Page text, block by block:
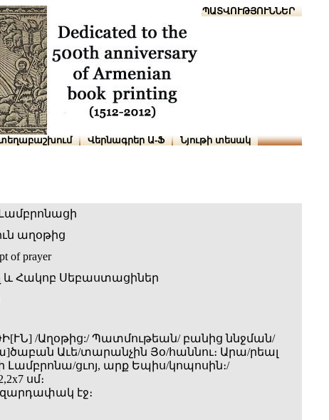
ՆԱԽԱՊԱՏՎՈՒԹՅՈՒՆՆԵՐ
Վերնագրեր Ա-Ֆ Նյութի տեսակ
աղօթից
of prayer
և Հակոբ Սեբաստացիներ
/Աղօթից:/ Պատմութեան/ բանից ննջման/
Աւե/տարանչին Յօ/հաննու։ Արա/րեալ
Լամբրոնա/ցւոյ, արք Եպիս/կոպոսին։/
սմ։
զարդափակ էջ։